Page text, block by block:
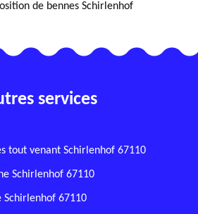
de bennes Schirlenhof
services
tout venant Schirlenhof 67110
Schirlenhof 67110
Schirlenhof 67110